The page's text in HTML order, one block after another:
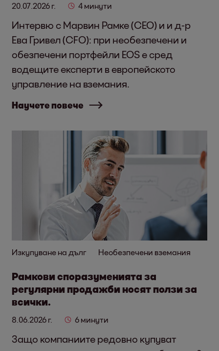
20.07.2026 г. 4 минути
Интервю с Марвин Рамке (CEO) и и д-р
Ева Гривел (CFO): при необезпечени и
обезпечени портфейли EOS е сред
водещите експерти в европейското
управление на вземания.
Научете повече
Изкупуване на дълг Необезпечени вземания
Рамкови споразуменията за
регулярни продажби носят ползи за
всички.
8.06.2026 г. 6 минути
Защо компаниите редовно купуват